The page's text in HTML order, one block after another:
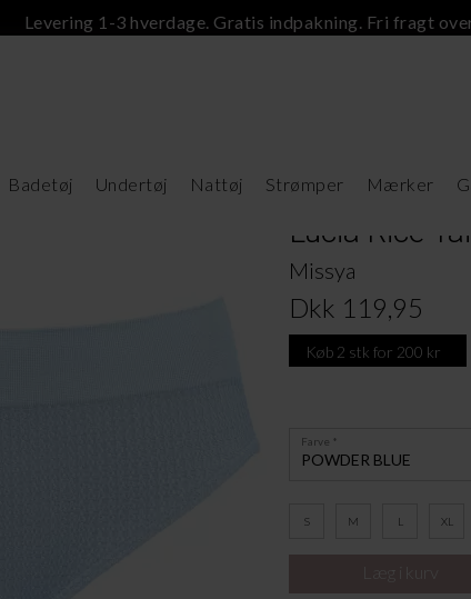
Levering 1-3 hverdage. Gratis indpakning. Fri fragt
Badetøj Undertøj Nattøj Strømper Mærker
Lucia Rice
Missya
Dkk 119,95
Køb 2 stk for 200 kr
POWDER BLUE
Farve
S M L XL